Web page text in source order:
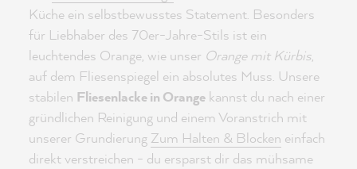
Küche ein selbstbewusstes Statement. Besonders
für Liebhaber des 70er-Jahre-Stils ist ein
leuchtendes Orange, wie unser Orange mit Kürbis,
auf dem Fliesenspiegel ein absolutes Muss. Unsere
stabilen Fliesenlacke in Orange kannst du nach einer
gründlichen Reinigung und einem Voranstrich mit
unserer Grundierung Zum Halten & Blocken einfach
direkt verstreichen - du ersparst dir das mühsame